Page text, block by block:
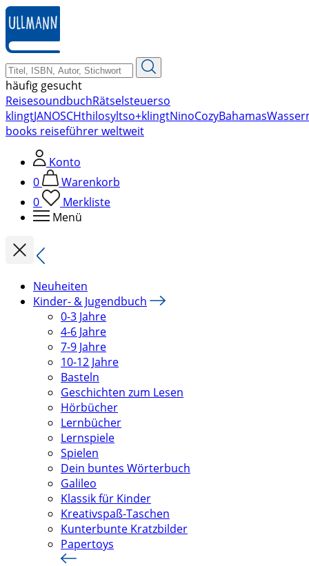
zum
Hauptinhalt
springen
häufig gesucht
ReisesoundbuchRätselsteuerso
klingtJANOSCHthilosyltso+klingtNinoCozyBahamas
books reiseführer weltweit
Konto
0
Warenkorb
0
Merkliste
Menü
Neuheiten
Kinder- & Jugendbuch
0-3 Jahre
4-6 Jahre
7-9 Jahre
10-12 Jahre
Basteln
Geschichten zum Lesen
Hörbücher
Lernbücher
Lernspiele
Spielen
Dein buntes Wörterbuch
Galileo
Klassik für Kinder
Kreativspaß-Taschen
Kunterbunte Kratzbilder
Papertoys